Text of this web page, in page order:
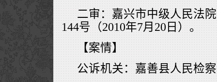
二审：嘉兴市中级人民法
144号（2010年7月20日）。
【案情】
公诉机关：嘉善县人民检